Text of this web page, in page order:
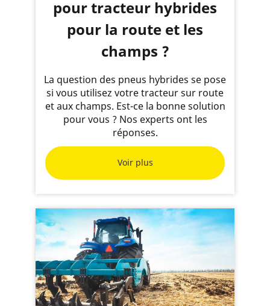
pour tracteur hybrides
pour la route et les
champs ?
La question des pneus hybrides se pose
si vous utilisez votre tracteur sur route
et aux champs. Est-ce la bonne solution
pour vous ? Nos experts ont les
réponses.
Voir plus